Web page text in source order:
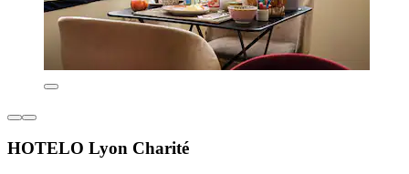
HOTELO Lyon Charité